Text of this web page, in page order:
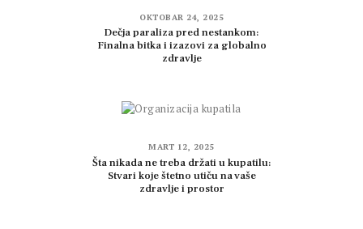
OKTOBAR 24, 2025
Dečja paraliza pred nestankom:
Finalna bitka i izazovi za globalno
zdravlje
MART 12, 2025
Šta nikada ne treba držati u kupatilu:
Stvari koje štetno utiču na vaše
zdravlje i prostor